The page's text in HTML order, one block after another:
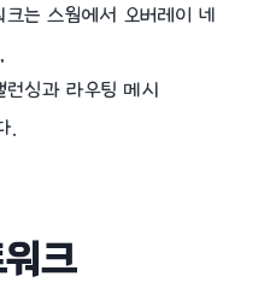
크는 스웜에서 오버레이 네
런싱과 라우팅 메시
.
크